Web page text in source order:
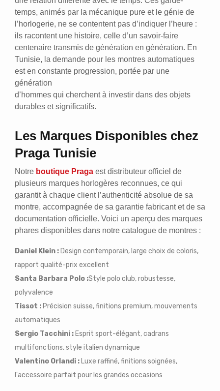
temps, animés par la mécanique pure et le génie de
l’horlogerie, ne se contentent pas d’indiquer l’heure :
ils racontent une histoire, celle d’un savoir-faire
centenaire transmis de génération en génération. En
Tunisie, la demande pour les montres automatiques
est en constante progression, portée par une
génération
d’hommes qui cherchent à investir dans des objets
durables et significatifs.
Les Marques Disponibles chez
Praga Tunisie
Notre boutique Praga est distributeur officiel de
plusieurs marques horlogères reconnues, ce qui
garantit à chaque client l’authenticité absolue de sa
montre, accompagnée de sa garantie fabricant et de sa
documentation officielle. Voici un aperçu des marques
phares disponibles dans notre catalogue de montres :
Daniel Klein : Design contemporain, large choix de coloris,
rapport qualité-prix excellent
Santa Barbara Polo :Style polo club, robustesse,
polyvalence
Tissot : Précision suisse, finitions premium, mouvements
automatiques
Sergio Tacchini : Esprit sport-élégant, cadrans
multifonctions, style italien dynamique
Valentino Orlandi : Luxe raffiné, finitions soignées,
l'accessoire parfait pour les grandes occasions